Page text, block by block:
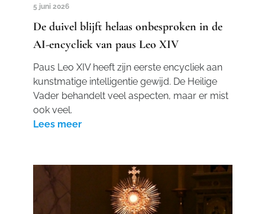
5 juni 2026
De duivel blijft helaas onbesproken in de
AI-encycliek van paus Leo XIV
Paus Leo XIV heeft zijn eerste encycliek aan
kunstmatige intelligentie gewijd. De Heilige
Vader behandelt veel aspecten, maar er mist
ook veel.
Lees meer